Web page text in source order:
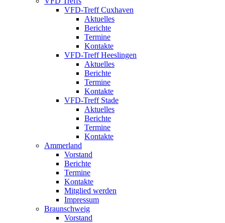
VFD-Treff Cuxhaven
Aktuelles
Berichte
Termine
Kontakte
VFD-Treff Heeslingen
Aktuelles
Berichte
Termine
Kontakte
VFD-Treff Stade
Aktuelles
Berichte
Termine
Kontakte
Ammerland
Vorstand
Berichte
Termine
Kontakte
Mitglied werden
Impressum
Braunschweig
Vorstand